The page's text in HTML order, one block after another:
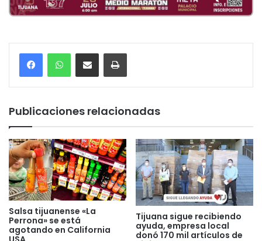
Compartir por correo electrónicoImprimir
Publicaciones relacionadas
Salsa tijuanense «La
Perrona» se está
agotando en California
Tijuana sigue recibiendo
ayuda, empresa local
donó 170 mil artículos de